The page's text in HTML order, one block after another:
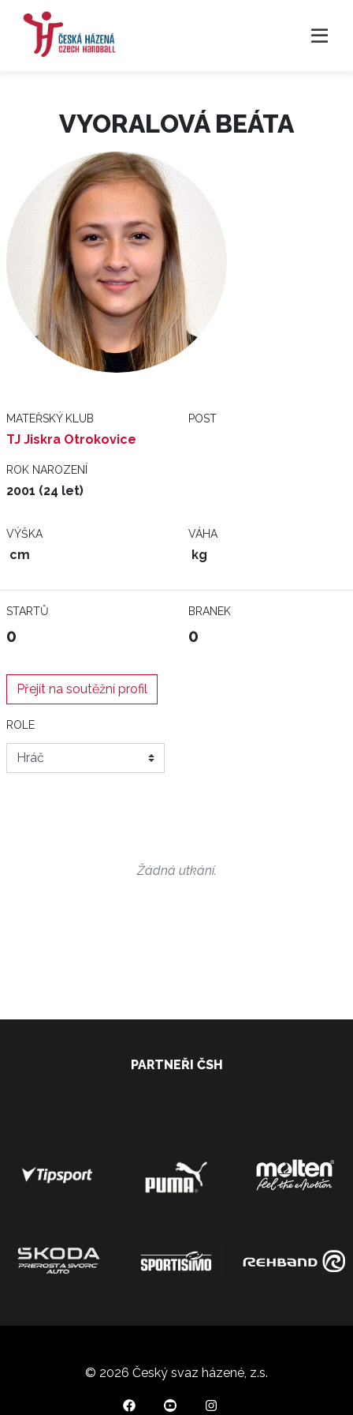
VYORALOVÁ BEÁTA
MATEŘSKÝ KLUB
TJ Jiskra Otrokovice
POST
ROK NAROZENÍ
2001 (24 let)
VÝŠKA
cm
VÁHA
kg
STARTŮ
0
BRANEK
0
Přejít na soutěžní profil
ROLE
Žádná utkání.
PARTNEŘI ČSH
© 2026 Český svaz házené, z.s.